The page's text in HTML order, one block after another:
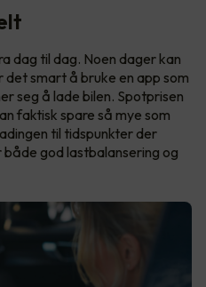
dag til dag. Noen dager kan
det smart å bruke en app som
seg å lade bilen. Spotprisen
faktisk spare så mye som
til tidspunkter der
god lastbalansering og